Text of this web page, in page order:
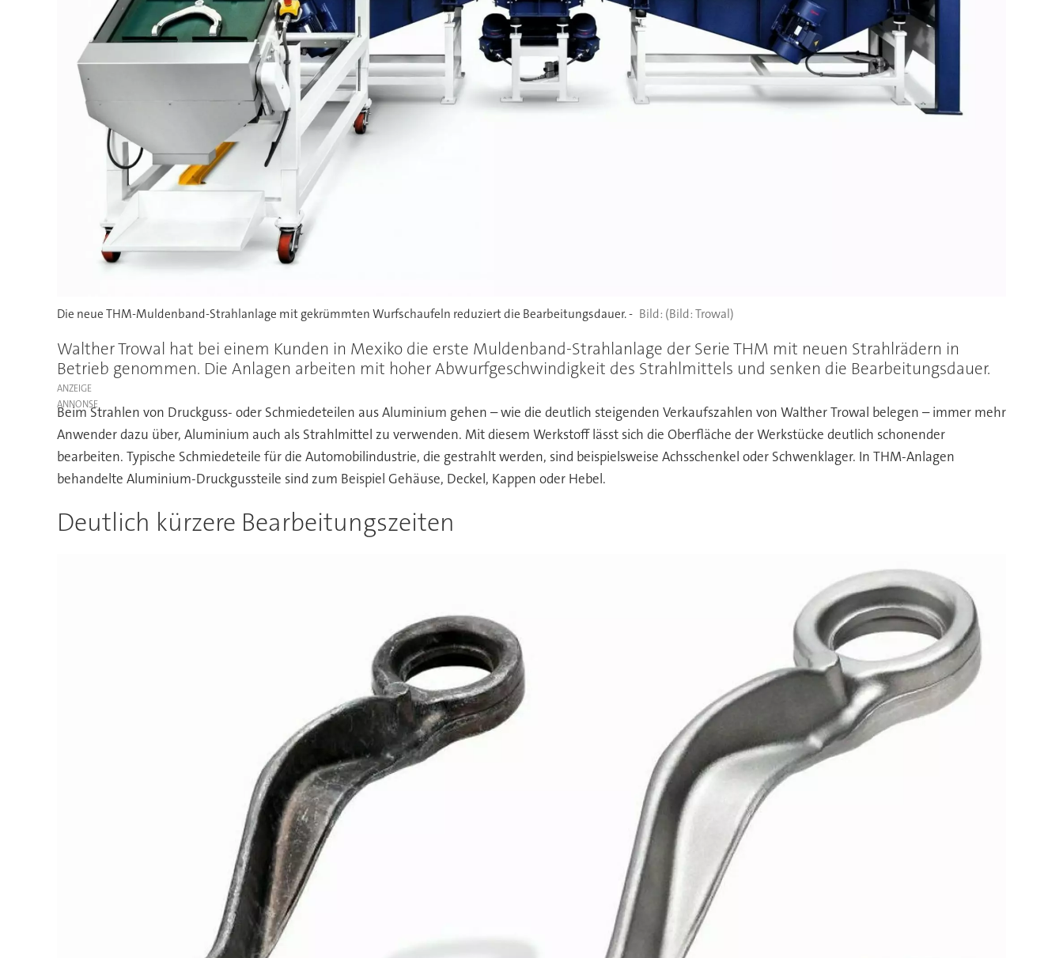
Die neue THM-Muldenband-Strahlanlage mit gekrümmten Wurfschaufeln reduziert die Bearbeitungsdauer. - (Bild: Trowal)
Walther Trowal hat bei einem Kunden in Mexiko die erste Muldenband-Strahlanlage der Serie THM mit neuen Strahlrädern in
Betrieb genommen. Die Anlagen arbeiten mit hoher Abwurfgeschwindigkeit des Strahlmittels und senken die Bearbeitungsdauer.
ANZEIGE
Beim Strahlen von Druckguss- oder Schmiedeteilen aus Aluminium gehen – wie die deutlich steigenden Verkaufszahlen von Walther Trowal belegen – immer mehr
Anwender dazu über, Aluminium auch als Strahlmittel zu verwenden. Mit diesem Werkstoff lässt sich die Oberfläche der Werkstücke deutlich schonender
bearbeiten. Typische Schmiedeteile für die Automobilindustrie, die gestrahlt werden, sind beispielsweise Achsschenkel oder Schwenklager. In THM-Anlagen
behandelte Aluminium-Druckgussteile sind zum Beispiel Gehäuse, Deckel, Kappen oder Hebel.
Deutlich kürzere Bearbeitungszeiten